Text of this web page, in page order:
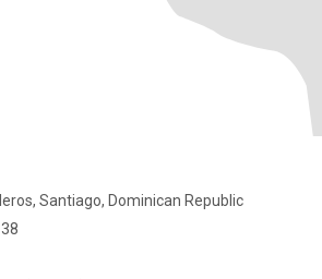
Santiago, Dominican Republic